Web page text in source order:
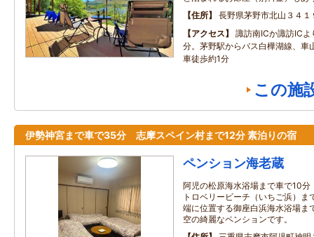
住所
長野県茅野市北山３４１
アクセス
諏訪南ICか諏訪IC
分。茅野駅からバス白樺湖線、車
車徒歩約1分
この施
伊勢神宮まで車で35分 志摩スペイン村まで12分 素泊りの宿
ペンション海老蔵
阿児の松原海水浴場まで車で10
トロベリービーチ（いちご浜）
端に位置する御座白浜海水浴場ま
空の綺麗なペンションです。